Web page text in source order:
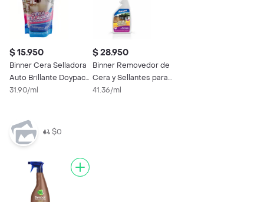
$ 15.950
Binner Cera Selladora
Auto Brillante Doypack
500 mL
31.90/ml
$ 28.950
Binner Removedor de
Cera y Sellantes para
Pisos de Madera
41.36/ml
$0